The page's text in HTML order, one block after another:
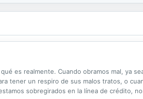
es realmente. Cuando obramos mal, ya
tener un respiro de sus malos tratos, o
sobregirados en la línea de crédito,